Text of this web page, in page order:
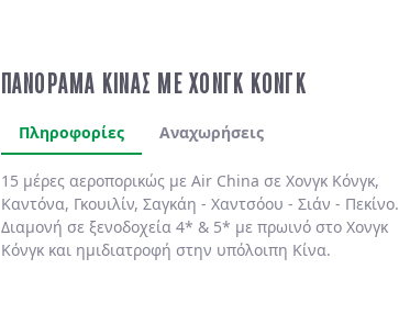
ΠΑΝΟΡΑΜΑ ΚΙΝΑΣ ΜΕ ΧΟΝΓΚ ΚΟΝΓΚ
Πληροφορίες Αναχωρήσεις
15 μέρες αεροπορικώς με Air China σε Χονγκ Κόνγκ,
Καντόνα, Γκουιλίν, Σαγκάη - Χαντσόου - Σιάν - Πεκίνο.
Διαμονή σε ξενοδοχεία 4* & 5* με πρωινό στο Χονγκ
Κόνγκ και ημιδιατροφή στην υπόλοιπη Κίνα.